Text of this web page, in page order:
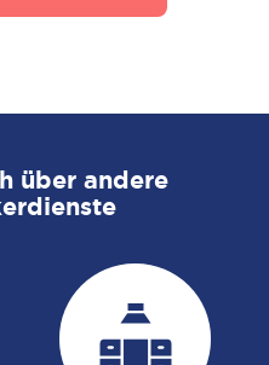
über andere